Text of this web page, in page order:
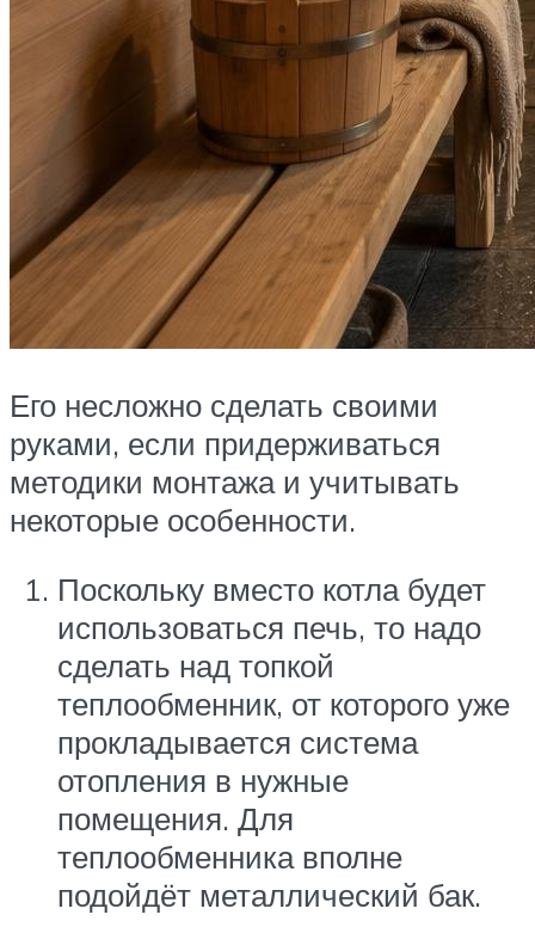
Его несложно сделать своими
руками, если придерживаться
методики монтажа и учитывать
некоторые особенности.
Поскольку вместо котла будет
использоваться печь, то надо
сделать над топкой
теплообменник, от которого уже
прокладывается система
отопления в нужные
помещения. Для
теплообменника вполне
подойдёт металлический бак.